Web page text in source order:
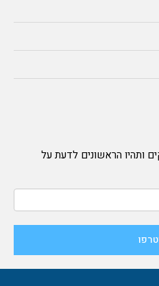
ותהיו הראשונים לדעת על